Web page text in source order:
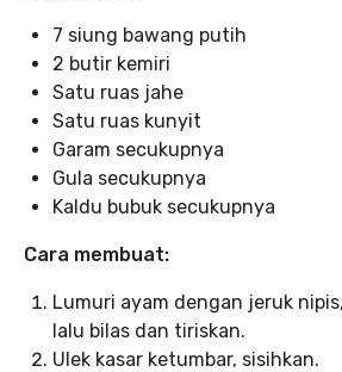
7 siung bawang putih
2 butir kemiri
Satu ruas jahe
Satu ruas kunyit
Garam secukupnya
Gula secukupnya
Kaldu bubuk secukupnya
Cara membuat:
Lumuri ayam dengan jeruk
lalu bilas dan tiriskan.
Ulek kasar ketumbar, sisihkan.